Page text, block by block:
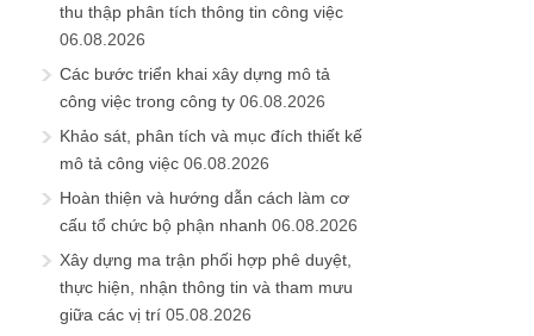
thu thập phân tích thông tin công việc
06.08.2026
Các bước triển khai xây dựng mô tả
công việc trong công ty 06.08.2026
Khảo sát, phân tích và mục đích thiết kế
mô tả công việc 06.08.2026
Hoàn thiện và hướng dẫn cách làm cơ
cấu tổ chức bộ phận nhanh 06.08.2026
Xây dựng ma trận phối hợp phê duyệt,
thực hiện, nhận thông tin và tham mưu
giữa các vị trí 05.08.2026